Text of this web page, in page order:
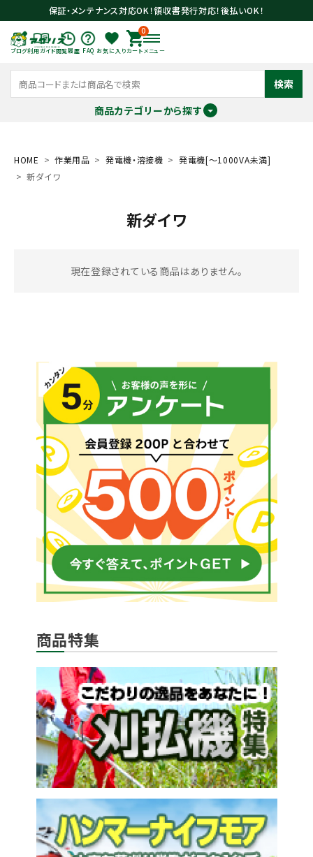
保証・メンテナンス対応OK！領収書発行対応！後払いOK！
ブログ利用ガイド閲覧履歴 FAQ お気に入り
0
カート メニュー
検索
商品カテゴリーから探す
meeting_room ログイン person 会員登録
閲覧履歴一覧
農業機械
農業資材
作業用品
補修部品
レンタル
ブログ
メールでのお問い合わせ
info@agriz.net
FAXでのご注文
0739-72-453224時間受付
HOME 作業用品 発電機・溶接機
発電機[～1000VA未満]
新ダイワ
新ダイワ
現在登録されている商品はありません。
商品特集